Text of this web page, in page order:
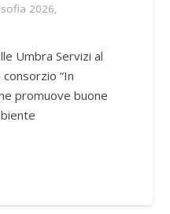
2026,
Umbra Servizi al
“In
promuove buone